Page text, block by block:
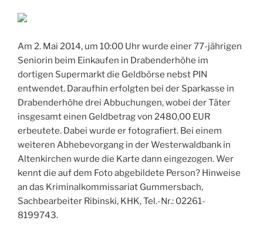
Am 2. Mai 2014, um 10:00 Uhr wurde einer 77-jährigen
Seniorin beim Einkaufen in Drabenderhöhe im
dortigen Supermarkt die Geldbörse nebst PIN
entwendet. Daraufhin erfolgten bei der Sparkasse in
Drabenderhöhe drei Abbuchungen, wobei der Täter
insgesamt einen Geldbetrag von 2480,00 EUR
erbeutete. Dabei wurde er fotografiert. Bei einem
weiteren Abhebevorgang in der Westerwaldbank in
Altenkirchen wurde die Karte dann eingezogen. Wer
kennt die auf dem Foto abgebildete Person? Hinweise
an das Kriminalkommissariat Gummersbach,
Sachbearbeiter Ribinski, KHK, Tel.-Nr.: 02261-
8199743.